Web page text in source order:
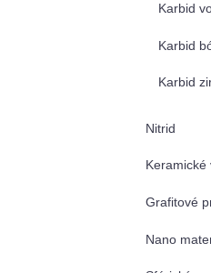
Karbid
Karbid
Karbid
Nitrid
Keramické
Grafitové
Nano